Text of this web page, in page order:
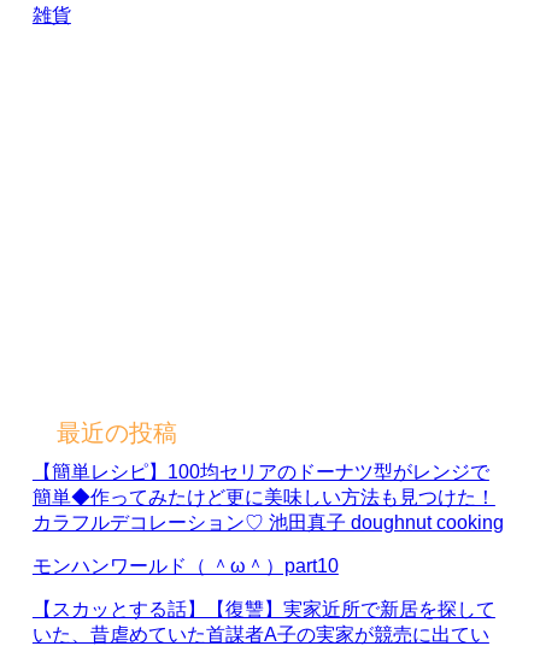
雑貨
最近の投稿
【簡単レシピ】100均セリアのドーナツ型がレンジで
簡単◆作ってみたけど更に美味しい方法も見つけた！
カラフルデコレーション♡ 池田真子 doughnut cooking
モンハンワールド（ ＾ω＾）part10
【スカッとする話】【復讐】実家近所で新居を探して
いた、昔虐めていた首謀者A子の実家が競売に出てい